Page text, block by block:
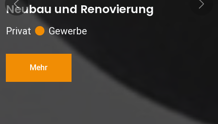
Neubau und Renovierung
Privat Gewerbe
Mehr
Previous Next